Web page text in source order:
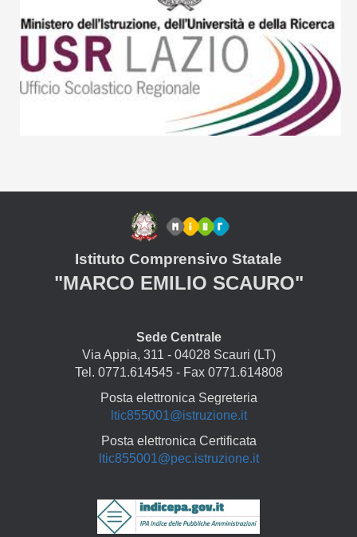
Istituto Comprensivo Statale
"MARCO EMILIO SCAURO"
Sede Centrale
Via Appia, 311 - 04028 Scauri (LT)
Tel. 0771.614545 - Fax 0771.614808
Posta elettronica Segreteria
ltic855001@istruzione.it
Posta elettronica Certificata
ltic855001@pec.istruzione.it